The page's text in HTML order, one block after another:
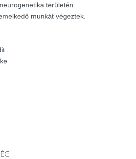
területén
munkát végeztek.